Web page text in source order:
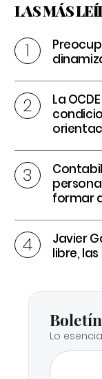
LAS MÁS
La
formar
Javier
libre,
Lo